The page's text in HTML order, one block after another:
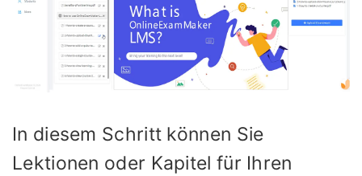
In diesem Schritt können Sie
Lektionen oder Kapitel für Ihren